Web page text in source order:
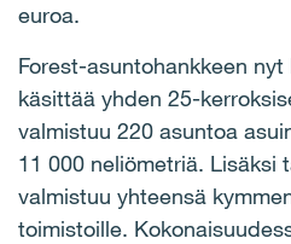
euroa.
Forest-asuntohankkeen
käsittää yhden 25-
valmistuu 220 asuntoa
11 000 neliömetriä. Lisäksi
valmistuu yhteensä
toimistoille.